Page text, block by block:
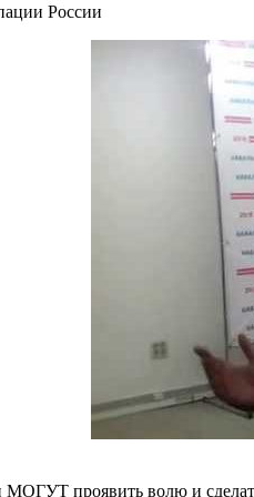
России
МОГУТ проявить волю и